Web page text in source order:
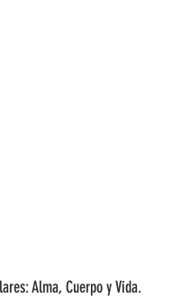
Alma, Cuerpo y Vida.